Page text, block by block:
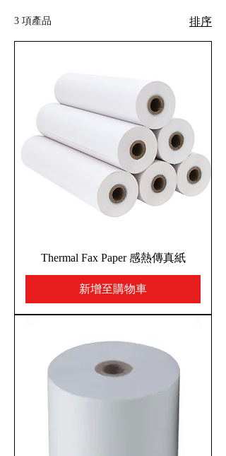
3 項產品 排序
Thermal Fax Paper 感熱傳真紙
新增至購物車